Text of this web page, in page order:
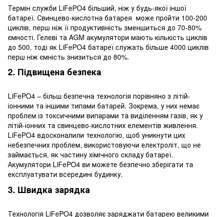
Термін служби LiFePO4 більший, ніж у будь-якої іншої
батареї. Свинцево-кислотна батарея може пройти 100-200
циклів, перш ніж її продуктивність зменшиться до 70-80%
ємності. Гелеві та AGM акумулятори мають кількість циклів
до 500, тоді як LiFePO4 батареї служать більше 4000 циклів
перш ніж ємність знизиться до 80%.
2. Підвищена безпека
LiFePO4 – більш безпечна технологія порівняно з літій-
іонними та іншими типами батарей. Зокрема, у них немає
проблем із токсичними випарами та виділенням газів, як у
літій-іонних та свинцево-кислотних елементів живлення.
LiFePO4 вдосконалили технологію, щоб уникнути цих
небезпечних проблем, використовуючи електроліт, що не
займається, як частину хімічного складу батареї.
Акумулятори LiFePO4 ви можете безпечно зберігати та
експлуатувати всередині будинку.
3. Швидка зарядка
Технологія LiFePO4 дозволяє заряджати батарею великими